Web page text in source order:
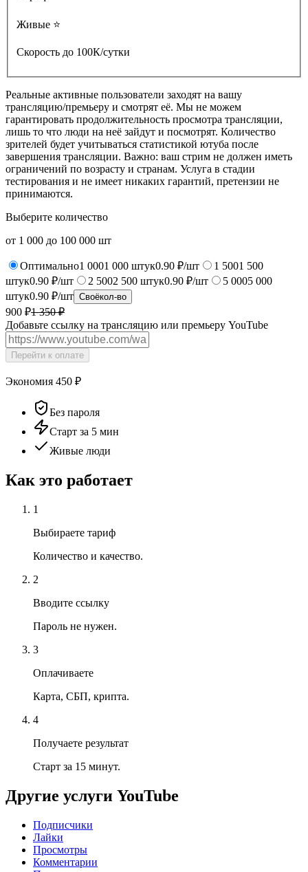
Живые ⭐️
Скорость до 100К/сутки
Реальные активные пользователи заходят на вашу
трансляцию/премьеру и смотрят её. Мы не можем
гарантировать продолжительность просмотра трансляции,
лишь то что люди на неё зайдут и посмотрят. Количество
зрителей будет учитываться статистикой ютуба после
завершения трансляции. Важно: ваш стрим не должен иметь
ограничений по возрасту и странам. Услуга в стадии
тестирования и не имеет никаких гарантий, претензии не
принимаются.
Выберите количество
от 1 000 до 100 000 шт
Оптимально1 0001 000 штук0.90 ₽/шт 1 5001 500
штук0.90 ₽/шт 2 5002 500 штук0.90 ₽/шт 5 0005 000
штук0.90 ₽/шт Своёкол-во
900 ₽1 350₽
Добавьте ссылку на трансляцию или премьеру YouTube
Перейти к оплате
Экономия 450 ₽
Без пароля
Старт за 5 мин
Живые люди
Как это работает
1
Выбираете тариф
Количество и качество.
2
Вводите ссылку
Пароль не нужен.
3
Оплачиваете
Карта, СБП, крипта.
4
Получаете результат
Старт за 15 минут.
Другие услуги YouTube
Подписчики
Лайки
Просмотры
Комментарии